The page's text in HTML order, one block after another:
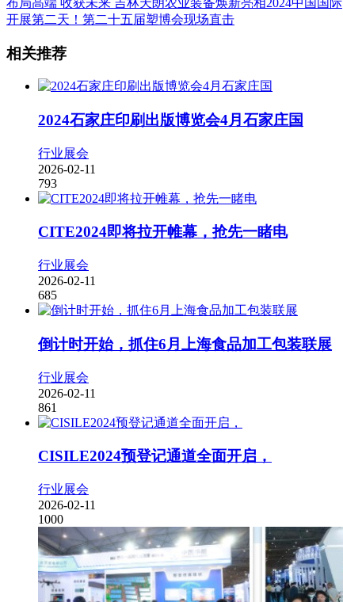
开展第二天！第二十五届塑博会现场直击
相关推荐
2024石家庄印刷出版博览会4月石家庄国
行业展会
2026-02-11
793
CITE2024即将拉开帷幕，抢先一睹电
行业展会
2026-02-11
685
倒计时开始，抓住6月上海食品加工包装联展
行业展会
2026-02-11
861
CISILE2024预登记通道全面开启，
行业展会
2026-02-11
1000